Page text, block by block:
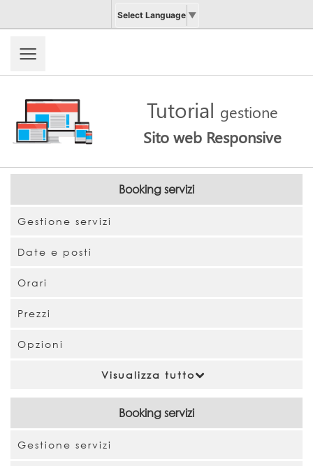
Select Language ▼
Tutorial gestione
Sito web Responsive
Booking servizi
Gestione servizi
Date e posti
Orari
Prezzi
Opzioni
Visualizza tutto
Booking servizi
Gestione servizi